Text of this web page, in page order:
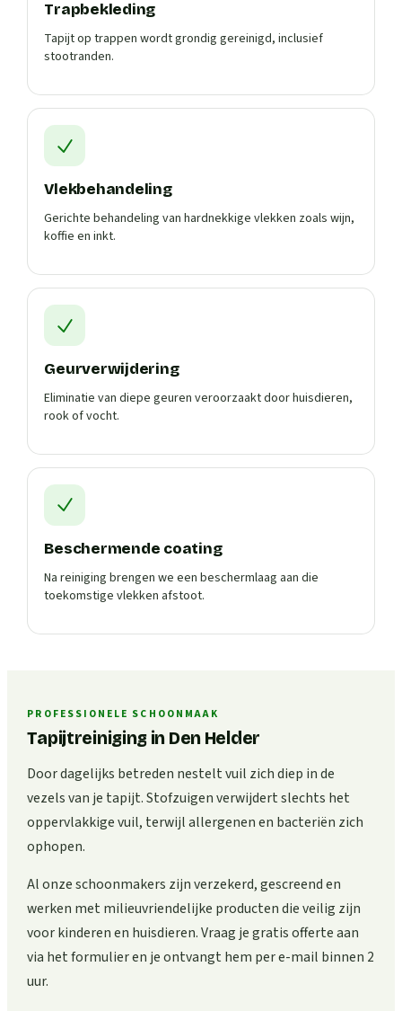
Trapbekleding
Tapijt op trappen wordt grondig gereinigd, inclusief
stootranden.
Vlekbehandeling
Gerichte behandeling van hardnekkige vlekken zoals wijn,
koffie en inkt.
Geurverwijdering
Eliminatie van diepe geuren veroorzaakt door huisdieren,
rook of vocht.
Beschermende coating
Na reiniging brengen we een beschermlaag aan die
toekomstige vlekken afstoot.
PROFESSIONELE SCHOONMAAK
Tapijtreiniging in Den Helder
Door dagelijks betreden nestelt vuil zich diep in de
vezels van je tapijt. Stofzuigen verwijdert slechts het
oppervlakkige vuil, terwijl allergenen en bacteriën zich
ophopen.
Al onze schoonmakers zijn verzekerd, gescreend en
werken met milieuvriendelijke producten die veilig zijn
voor kinderen en huisdieren. Vraag je gratis offerte aan
via het formulier en je ontvangt hem per e-mail binnen 2
uur.